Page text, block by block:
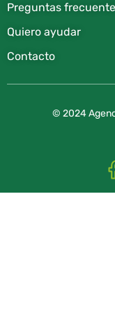
Preguntas
Quiero ayudar
Contacto
© 2024